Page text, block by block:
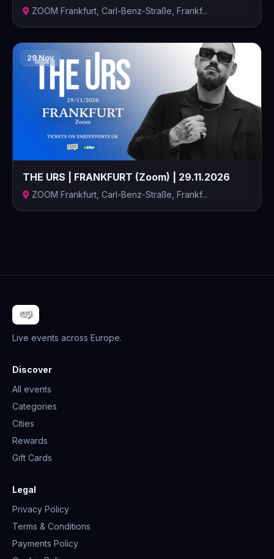
ZOOM Frankfurt, Carl-Benz-Straße, Frankf...
29 Nov
THE URS | FRANKFURT (Zoom) | 29.11.2026
ZOOM Frankfurt, Carl-Benz-Straße, Frankf...
Live events across Europe.
Discover
All events
Categories
Cities
Rewards
Gift Cards
Legal
Privacy Policy
Terms & Conditions
Payments Policy